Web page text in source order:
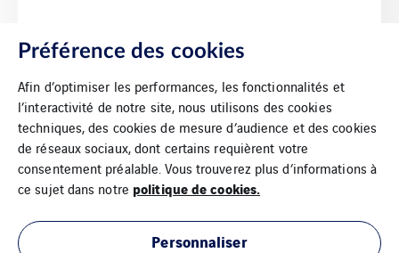
• Vidéo-Protection : AXIS, HIK VISION, BOSCH, PELCO
• Intrusion : ARITECH, SIEMENS, SEPTAM
• Contrôle d’accès : FICHET, SOFTCON, ROSSLARE, AXIS,
ARITECH
Préférence des cookies
Afin d’optimiser les performances, les fonctionnalités et
l’interactivité de notre site, nous utilisons des cookies
techniques, des cookies de mesure d’audience et des cookies
de réseaux sociaux, dont certains requièrent votre
consentement préalable. Vous trouverez plus d’informations à
ce sujet dans notre politique de cookies.
Personnaliser